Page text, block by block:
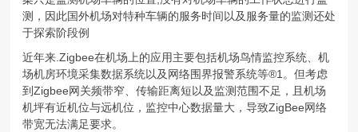
测，因此国外机场对特种车辆的服务时间以及服务量的监测还处
于探索阶段例
近年来.Zigbee在机场上的应用主要包括机场鸟情监控系统、机
场机房环境采集数据系统以及网络围界报警系统等®1。但考虑
到Zigbee网关频带窄、传输距离短以及监测范围不足，且机场
机坪有近机位与远机位，监控中心数据量大，导致ZigBee网络
带宽无法满足要求。